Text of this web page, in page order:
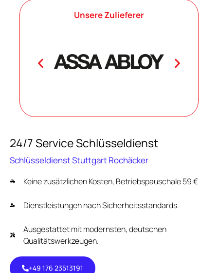
Unsere Zulieferer
24/7 Service Schlüsseldienst
Schlüsseldienst Stuttgart Rochäcker
Keine zusätzlichen Kosten, Betriebspauschale 59 €
Dienstleistungen nach Sicherheitsstandards.
Ausgestattet mit modernsten, deutschen
Qualitätswerkzeugen.
+49 176 23513191